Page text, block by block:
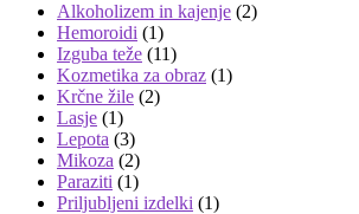
Alkoholizem in kajenje (2)
Hemoroidi (1)
Izguba teže (11)
Kozmetika za obraz (1)
Krčne žile (2)
Lasje (1)
Lepota (3)
Mikoza (2)
Paraziti (1)
Priljubljeni izdelki (1)